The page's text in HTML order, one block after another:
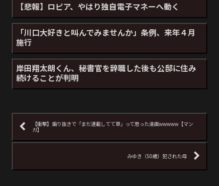
【悲報】ロピア、やはり独自電子マネーへ動く
「川口大好きと叫んでみませんか」条例、来年４月
施行
岸田翔太朗くん、秘書官を辞職した後も公邸に住み
続けることが判明
【衝撃】煽り抜きで「まだ連載してて草」って思った漫画wwwww【マン
ガ】
みゆき（50歳）犯された母